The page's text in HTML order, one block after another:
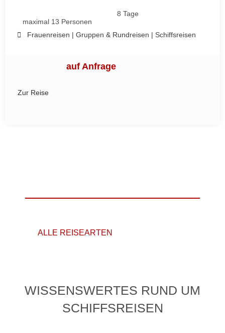
maximal 13 Personen
8 Tage
Frauenreisen | Gruppen & Rundreisen | Schiffsreisen
auf Anfrage
Zur Reise
ALLE REISEARTEN
WISSENSWERTES RUND UM
SCHIFFSREISEN